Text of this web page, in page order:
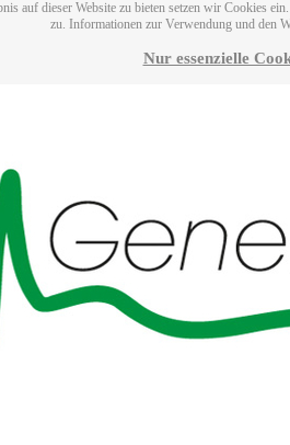
auf dieser Website zu bieten setzen wir Cookies
zu. Informationen zur Verwendung und den
Nur essenzielle